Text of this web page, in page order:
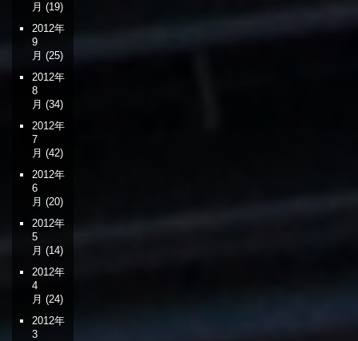
月 (19)
2012年
9
月 (25)
2012年
8
月 (34)
2012年
7
月 (42)
2012年
6
月 (20)
2012年
5
月 (14)
2012年
4
月 (24)
2012年
3